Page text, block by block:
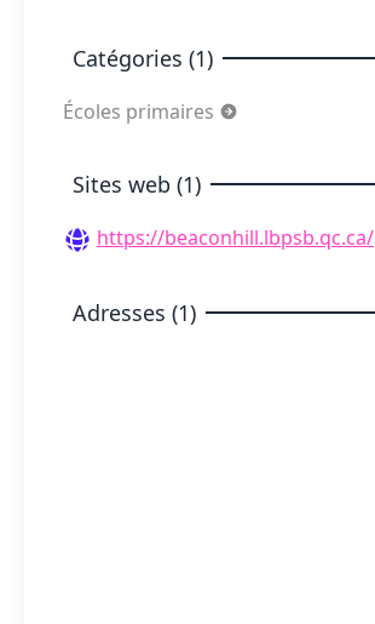
Catégories (1)
Écoles primaires
Sites web (1)
https://beaconhill.lbpsb.qc.ca/
Adresses (1)